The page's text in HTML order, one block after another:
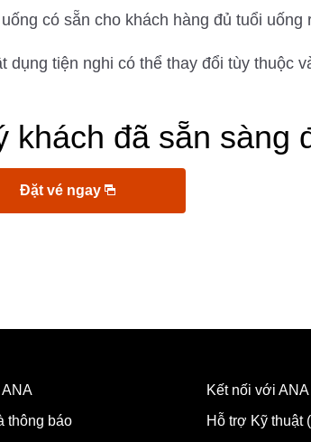
có sẵn cho khách hàng đủ tuổi
dụng tiện nghi có thể thay đổi tùy thuộc
khách đã sẵn sàng
Đặt vé ngay
thông báo
Kết nối với ANA
Hỗ trợ Kỹ thuật